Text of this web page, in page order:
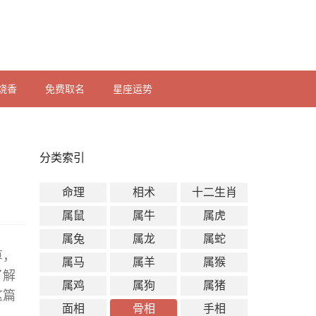
香 免费取名 星座运势
解
分类索引
命理 相术
十二生肖
属鼠
属牛
属虎
属兔
属龙
属蛇
属马
属羊
属猴
属鸡
属狗
属猪
面相
骨相 手相